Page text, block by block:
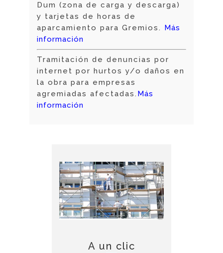
Dum (zona de carga y descarga)
y tarjetas de horas de
aparcamiento para Gremios. Más
información
Tramitación de denuncias por
internet por hurtos y/o daños en
la obra para empresas
agremiadas afectadas. Más
información
A un clic